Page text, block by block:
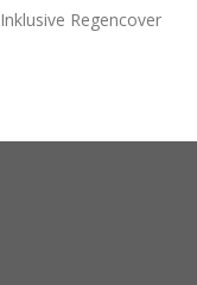
Inklusive Regencover